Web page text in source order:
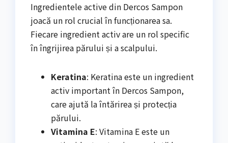
Ingredientele active din Dercos Sampon
joacă un rol crucial în funcționarea sa.
Fiecare ingredient activ are un rol specific
în îngrijirea părului și a scalpului.
Keratina: Keratina este un ingredient
activ important în Dercos Sampon,
care ajută la întărirea și protecția
părului.
Vitamina E: Vitamina E este un